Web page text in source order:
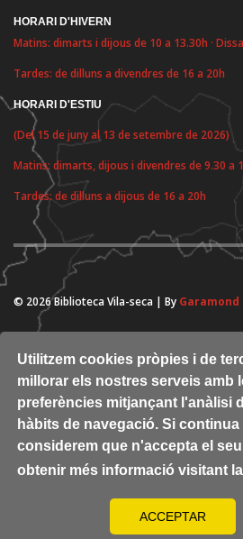
Utilitzem cookies pròpies i de
millorar els nostres serveis amb
preferències mitjançant l'anàlisi
hàbits de navegació. Si
considerem que n'accepta el
obtenir més informació visitant la
ACCEPTAR
HORARI D'HIVERN
Matins: dimarts i dijous de 10 a 13.30h ·
Tardes: de dilluns a divendres de 16 a 20h
HORARI D'ESTIU
(Del 15 de juny al 13 de setembre de 2026)
Matins: dimarts, dijous i divendres de 9.30 a
Tardes: de dilluns a dijous de 16 a 20h
© 2026 Biblioteca Vila-seca | By Garamond